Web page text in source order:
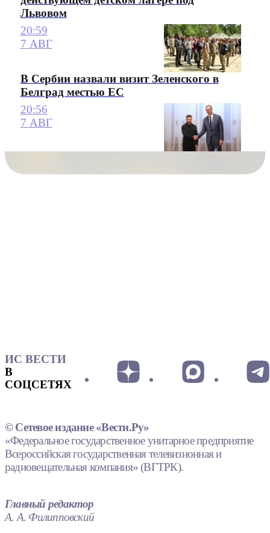
Львовом
20:59
7 АВГ
В Сербии назвали визит Зеленского в
Белград местью ЕС
20:56
7 АВГ
ИС ВЕСТИ
В
СОЦСЕТЯХ
© Сетевое издание «Вести.Ру»
«Федеральное государственное унитарное предприятие
Всероссийская государственная телевизионная и
радиовещательная компания» (ВГТРК).
Главный редактор
А. А. Филипповский